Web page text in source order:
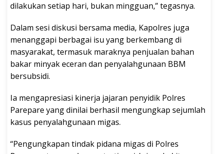
dilakukan setiap hari, bukan mingguan,” tegasnya.
Dalam sesi diskusi bersama media, Kapolres juga
menanggapi berbagai isu yang berkembang di
masyarakat, termasuk maraknya penjualan bahan
bakar minyak eceran dan penyalahgunaan BBM
bersubsidi.
Ia mengapresiasi kinerja jajaran penyidik Polres
Parepare yang dinilai berhasil mengungkap sejumlah
kasus penyalahgunaan migas.
“Pengungkapan tindak pidana migas di Polres